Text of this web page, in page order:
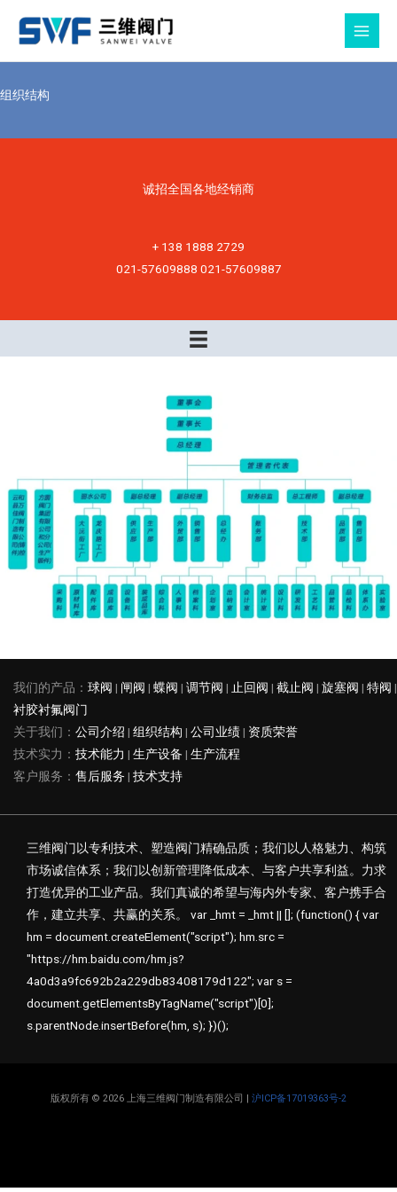
MAIN
组织结构
诚招全国各地经销商
+ 138 1888 2729
021-57609888 021-57609887
我们的产品： 球阀 | 闸阀 | 蝶阀 | 调节阀 | 止回阀 | 截止阀 | 旋塞阀 | 特阀 |
衬胶衬氟阀门
关于我们： 公司介绍 | 组织结构 | 公司业绩| 资质荣誉
技术实力： 技术能力 | 生产设备 | 生产流程
客户服务： 售后服务 | 技术支持
三维阀门以专利技术、塑造阀门精确品质；我们以人格魅力、构筑
市场诚信体系；我们以创新管理降低成本、与客户共享利益。力求
打造优异的工业产品。我们真诚的希望与海内外专家、客户携手合
作，建立共享、共赢的关系。 var _hmt = _hmt || []; (function() { var
hm = document.createElement("script"); hm.src =
"https://hm.baidu.com/hm.js?
4a0d3a9fc692b2a229db83408179d122"; var s =
document.getElementsByTagName("script")[0];
s.parentNode.insertBefore(hm, s); })();
版权所有 © 2026 上海三维阀门制造有限公司 | 沪ICP备17019363号-2